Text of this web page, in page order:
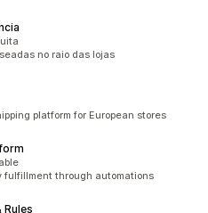
no raio das lojas
platform for European stores
fulfillment through automations
Rules